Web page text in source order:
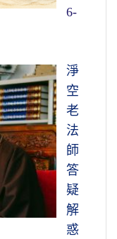
6-
淨
空
老
法
師
答
疑
解
惑